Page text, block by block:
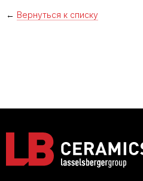
← Вернуться к списку